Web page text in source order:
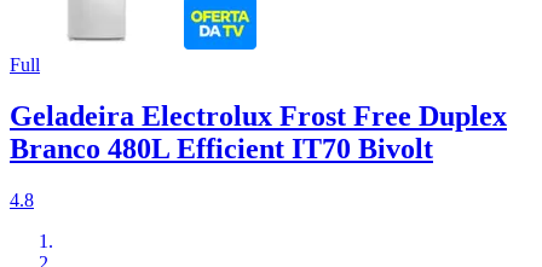
Full
Geladeira Electrolux Frost Free Duplex
Branco 480L Efficient IT70 Bivolt
4.8